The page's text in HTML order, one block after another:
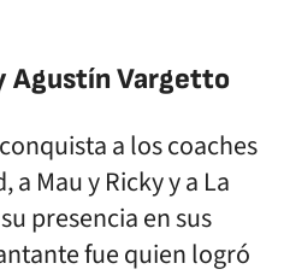
Agustín Vargetto
a los coaches
a Mau y Ricky y a La
presencia en sus
fue quien logró